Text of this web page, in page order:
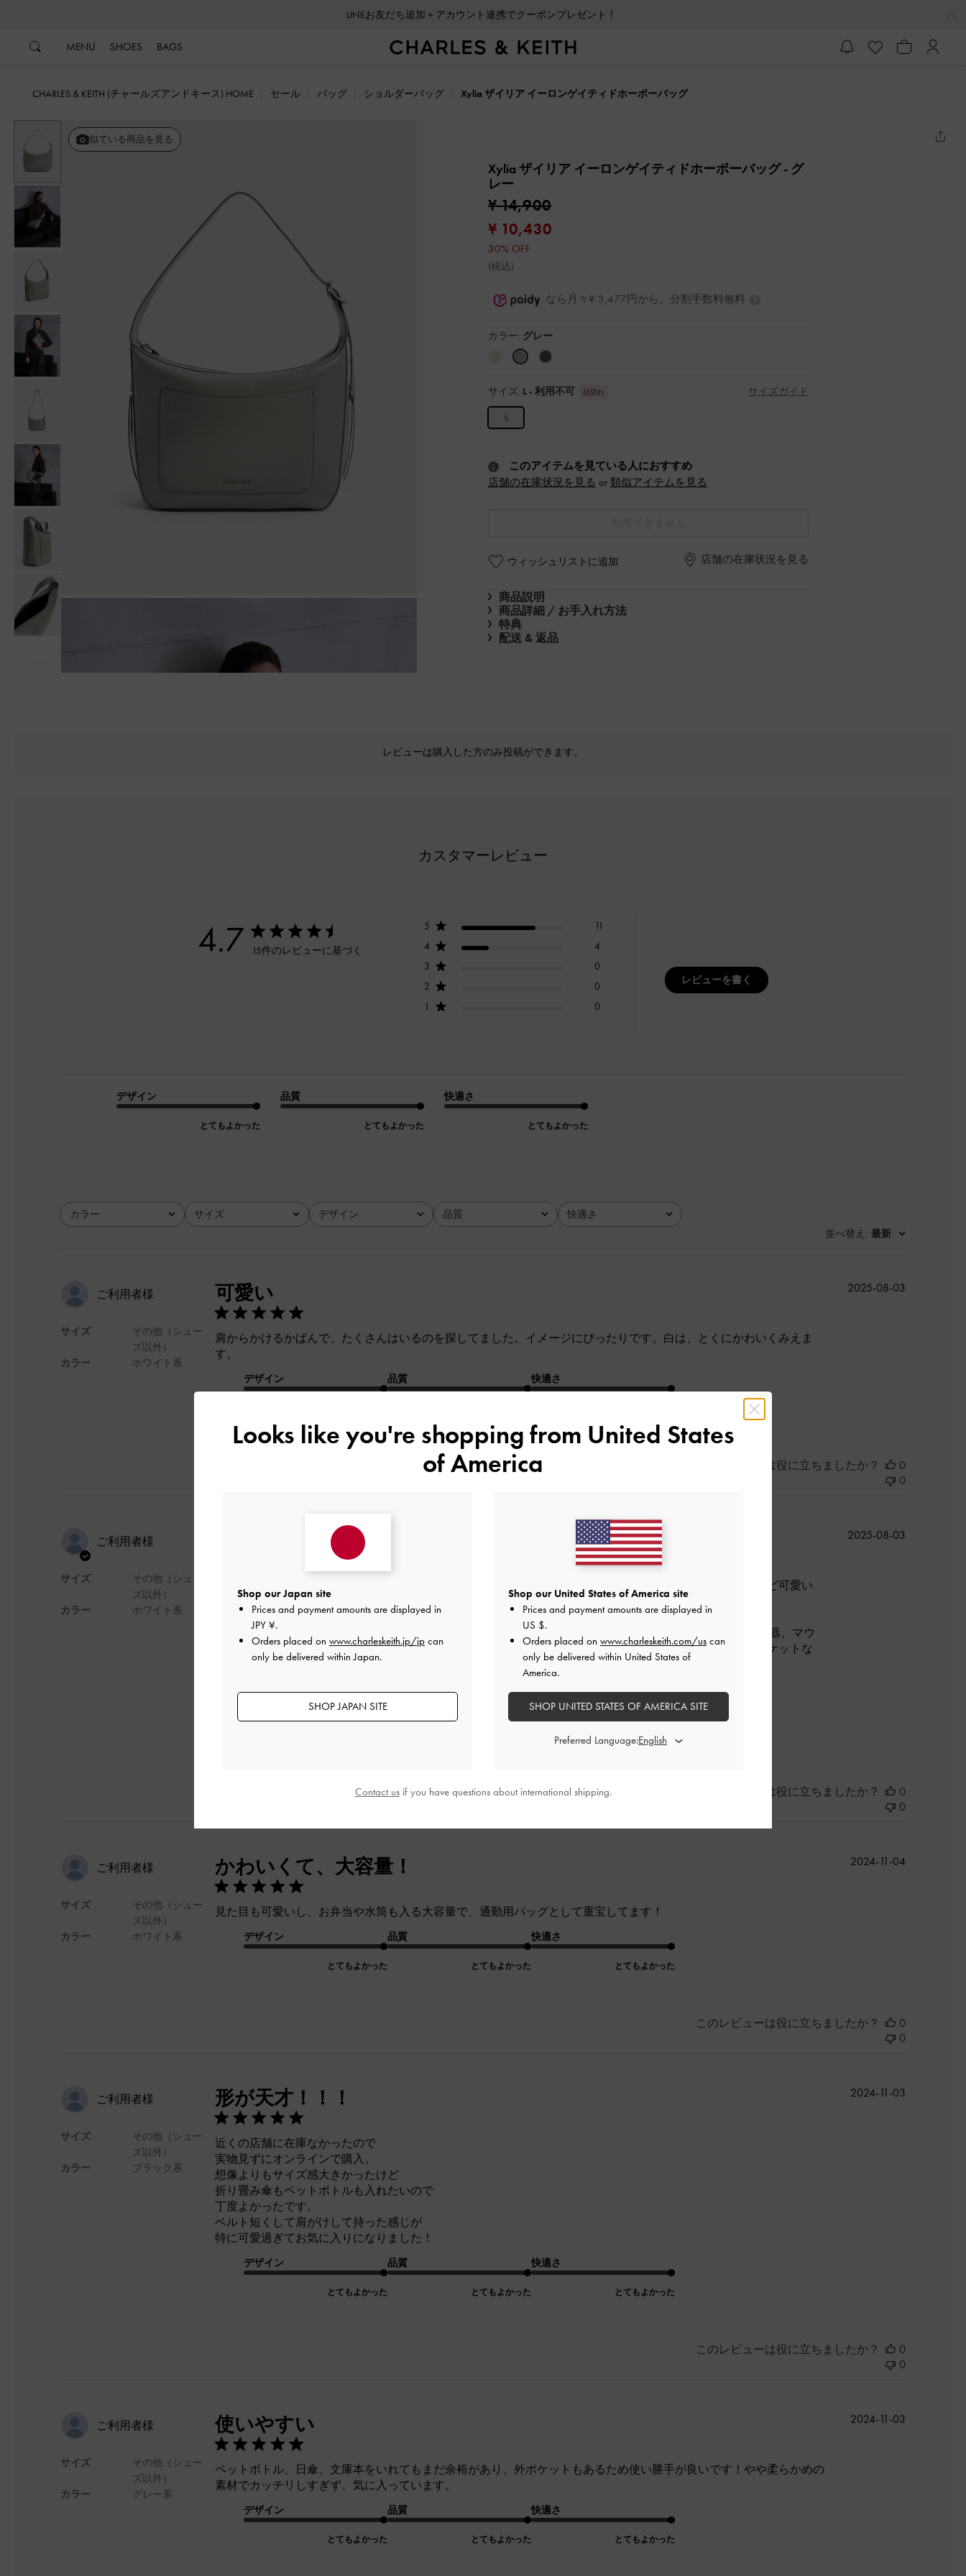
LINEお友だち追加＋アカウント連携でクーポンプレゼント！
会員登録＋ニュースレター登録で10%OFFクーポンプレゼント！
MENU SHOES BAGS
CHARLES & KEITH (チャールズアンドキース) HOME セール バッグ ショルダーバッグ Xylia ザイリア イーロンゲイティドホーボーバッグ
似ている商品を見る
Xylia ザイリア イーロンゲイティドホーボーバッグ- グ
レー
¥ 14,900
¥ 10,430
30% OFF
(税込)
なら月々¥ 3,477円から。分割手数料無料
カラー: グレー
サイズ: L - 利用不可 品切れ サイズガイド
L
このアイテムを見ている人におすすめ
店舗の在庫状況を見る or 類似アイテムを見る
ウィッシュリストに追加 店舗の在庫状況を見る
商品説明
商品詳細 / お手入れ方法
特典
配送 & 返品
レビューは購入した方のみ投稿ができます。
カスタマーレビュー
4.7 15件のレビューに基づく
5
11
4
4
3
0
2
0
1
0
レビューを書く
デザイン
とてもよかった
品質
とてもよかった
快適さ
とてもよかった
カラー
全て サイズ
全て デザイン
全て 品質
全て 快適さ
全て
並べ替え : 最新
ご利用者様
サイズ
カラー
その他（シュー
ズ以外）
ホワイト系
可愛い
肩からかけるかばんで、たくさんはいるのを探してました。イメージにぴったりです。白は、とくにかわいくみえま
す。
デザイン 品質 快適さ
公
2025-08-03
このレビューは役に立ちましたか？
0
0
ご利用者様
サイズ
カラー
その他（シュー
ズ以外）
ホワイト系
通勤にぴったり！
通勤用に購入しました。モデルさんが持ってるのを見ると結構大きいのかな？と思っていましたが、ちょうど可愛い
大きさです。
たくさんのA4サイズは入りません。
でも、思ったよりも収納力があります。A4のクリアファイル、お弁当、小さめの水筒、財布、モバイル充電器、マウ
スピースケースが入りました。またサイドのポケットが中へ通じるものかと思っていましたが、独立したポケットな
ので、入館証を入れるのにちょうどいいです。
快適さ
とてもよかった
公
2025-08-03
このレビューは役に立ちましたか？
0
0
ご利用者様
サイズ
カラー
その他（シュー
ズ以外）
ホワイト系
かわいくて、大容量！
見た目も可愛いし、お弁当や水筒も入る大容量で、通勤用バッグとして重宝してます！
デザイン
とてもよかった
品質
とてもよかった
快適さ
とてもよかった
公
2024-11-04
このレビューは役に立ちましたか？
0
0
ご利用者様
サイズ
カラー
その他（シュー
ズ以外）
ブラック系
形が天才！！！
近くの店舗に在庫なかったので
実物見ずにオンラインで購入。
想像よりもサイズ感大きかったけど
折り畳み傘もペットボトルも入れたいので
丁度よかったです。
ベルト短くして肩がけして持った感じが
特に可愛過ぎてお気に入りになりました！
デザイン
とてもよかった
品質
とてもよかった
快適さ
とてもよかった
公
2024-11-03
このレビューは役に立ちましたか？
0
0
ご利用者様
サイズ
カラー
その他（シュー
ズ以外）
グレー系
使いやすい
ペットボトル、日傘、文庫本をいれてもまだ余裕があり、外ポケットもあるため使い勝手が良いです！やや柔らかめの
素材でカッチリしすぎず、気に入っています。
デザイン
とてもよかった
品質
とてもよかった
快適さ
とてもよかった
公
2024-11-03
Looks like you're shopping from United States
of America
Shop our Japan site
Prices and payment amounts are displayed in
JPY ¥.
Orders placed on www.charleskeith.jp/jp can
only be delivered within Japan.
SHOP JAPAN SITE
Shop our United States of America site
Prices and payment amounts are displayed in
US $.
Orders placed on www.charleskeith.com/us can
only be delivered within United States of
America.
SHOP UNITED STATES OF AMERICA SITE
Preferred Language:
Contact usif you have questions about international shipping.